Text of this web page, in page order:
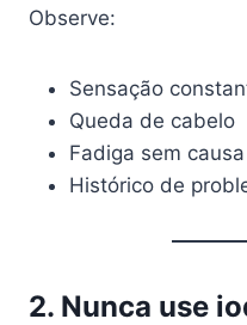
Observe:
Sensação
Queda de cabelo
Fadiga sem
Histórico de
2. Nunca use